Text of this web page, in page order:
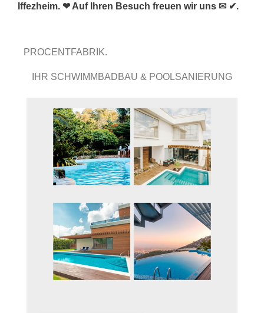
Iffezheim. ❤ Auf Ihren Besuch freuen wir uns ✉ ✔.
PROCENTFABRIK.
IHR SCHWIMMBADBAU & POOLSANIERUNG